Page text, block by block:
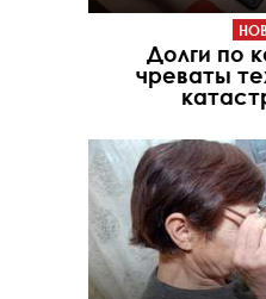
Долги по
чреваты